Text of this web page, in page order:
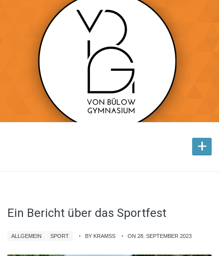
+
Ein Bericht über das Sportfest
ALLGEMEIN SPORT BY KRAMSS ON 28. SEPTEMBER 2023